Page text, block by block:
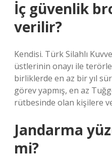
İç güvenlik
verilir?
Kendisi. Türk Silahlı
üstlerinin onayı ile
birliklerde en az bir yıl
görev yapmış, en az
rütbesinde olan kişilere
Jandarma
mi?